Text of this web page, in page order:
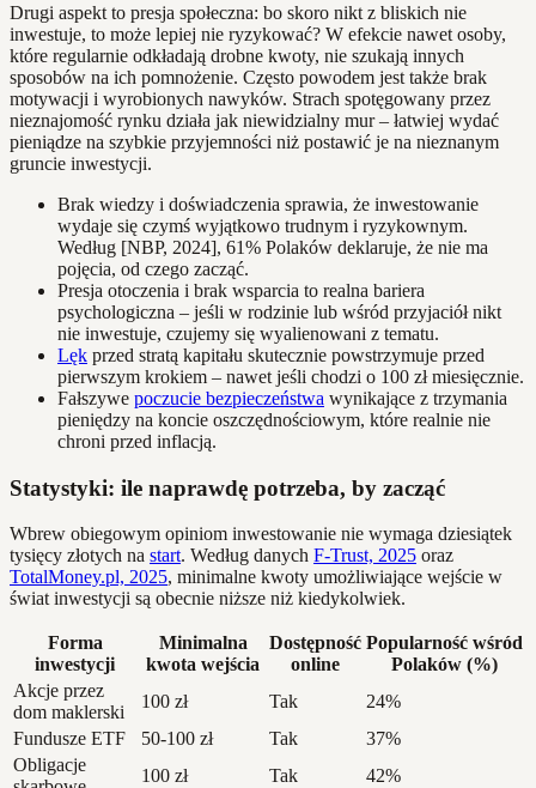
Drugi aspekt to presja społeczna: bo skoro nikt z bliskich nie
inwestuje, to może lepiej nie ryzykować? W efekcie nawet osoby,
które regularnie odkładają drobne kwoty, nie szukają innych
sposobów na ich pomnożenie. Często powodem jest także brak
motywacji i wyrobionych nawyków. Strach spotęgowany przez
nieznajomość rynku działa jak niewidzialny mur – łatwiej wydać
pieniądze na szybkie przyjemności niż postawić je na nieznanym
gruncie inwestycji.
Brak wiedzy i doświadczenia sprawia, że inwestowanie
wydaje się czymś wyjątkowo trudnym i ryzykownym.
Według [NBP, 2024], 61% Polaków deklaruje, że nie ma
pojęcia, od czego zacząć.
Presja otoczenia i brak wsparcia to realna bariera
psychologiczna – jeśli w rodzinie lub wśród przyjaciół nikt
nie inwestuje, czujemy się wyalienowani z tematu.
Lęk przed stratą kapitału skutecznie powstrzymuje przed
pierwszym krokiem – nawet jeśli chodzi o 100 zł miesięcznie.
Fałszywe poczucie bezpieczeństwa wynikające z trzymania
pieniędzy na koncie oszczędnościowym, które realnie nie
chroni przed inflacją.
Statystyki: ile naprawdę potrzeba, by zacząć
Wbrew obiegowym opiniom inwestowanie nie wymaga dziesiątek
tysięcy złotych na start. Według danych F-Trust, 2025 oraz
TotalMoney.pl, 2025, minimalne kwoty umożliwiające wejście w
świat inwestycji są obecnie niższe niż kiedykolwiek.
Forma
inwestycji
Minimalna
kwota wejścia
Dostępność
online
Popularność wśród
Polaków (%)
Akcje przez
dom maklerski
100 zł Tak
24%
Fundusze ETF
50-100 zł Tak
37%
Obligacje
100 zł Tak 42%